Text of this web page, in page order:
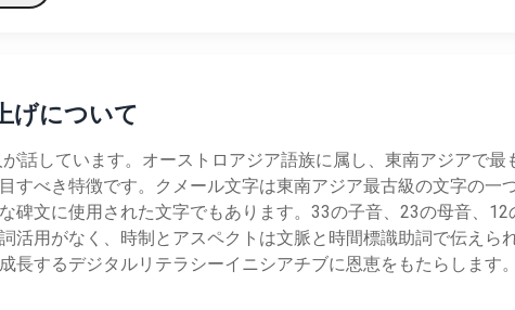
げについて
話しています。オーストロアジア語族に属し、東南アジアで
すべき特徴です。クメール文字は東南アジア最古級の文字の
碑文に使用された文字でもあります。33の子音、23の母音、
活用がなく、時制とアスペクトは文脈と時間標識助詞で伝え
するデジタルリテラシーイニシアチブに恩恵をもたらします。